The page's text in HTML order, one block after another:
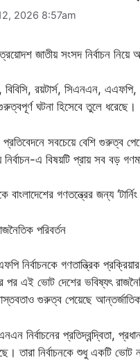
2026 8:57am
ত্রয়োদশ জাতীয় সংসদ নির্বাচন
রয়টার্স, সিএনএন, এএফপি,
ঘটনা হিসেবে তুলে ধরেছে।
সবচেয়ে বেশি গুরুত্ব
নির্বাচন-এ বিষয়টি প্রায় সব বড়
গণতন্ত্রের জন্য
পরিবর্তন
নির্বাচনকে গণতান্ত্রিক
পর এই ভোট দেশের ভবিষ্যৎ
গুরুত্ব পেয়েছে
নির্বাচনের প্রতিদ্বন্দ্বিতা,
তারা নির্বাচনকে শুধু একটি ভোট